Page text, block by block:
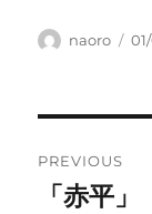
Author
naoro
PREVIOUS
Previous
「赤平」